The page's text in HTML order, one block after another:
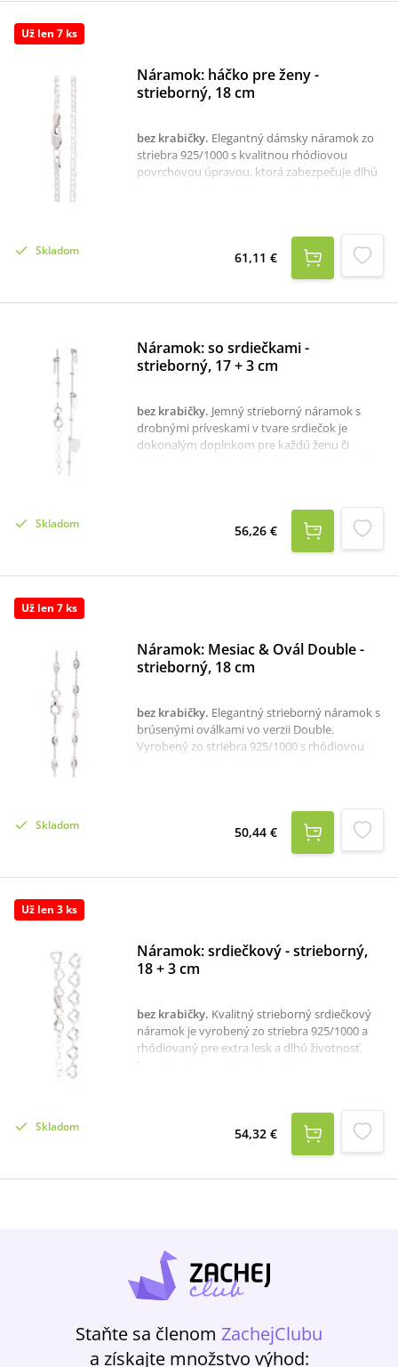
dispozícii je aj krabička, ktorú je potrebné v
Už len 7 ks
Náramok: háčko pre ženy -
strieborný, 18 cm
bez krabičky. Elegantný dámsky náramok zo
striebra 925/1000 s kvalitnou rhódiovou
povrchovou úpravou, ktorá zabezpečuje dlhú
Dostupný v dĺžke 18 cm, vhodný na
samostatné nosenie alebo kombinovanie s
inými šperkami. Skvelý darček pre každú ženu,
materiál: striebrohmotnosť: 2,80 grýdzosť:
Skladom 61,11 €
Náramok: so srdiečkami -
strieborný, 17 + 3 cm
bez krabičky. Jemný strieborný náramok s
drobnými príveskami v tvare srdiečok je
dokonalým doplnkom pre každú ženu či
ktorý poteší ako darček z lásky, priateľstva
alebo len tak – pre radosť.materiál:
striebrohmotnosť: 2,95 grýdzosť: 925/1000
Skladom 56,26 €
Už len 7 ks
Náramok: Mesiac & Ovál Double -
strieborný, 18 cm
bez krabičky. Elegantný strieborný náramok s
brúsenými oválkami vo verzii Double.
Vyrobený zo striebra 925/1000 s rhódiovou
každý deň aj výnimočné chvíle.
Skladom 50,44 €
Už len 3 ks
Náramok: srdiečkový - strieborný,
18 + 3 cm
bez krabičky. Kvalitný strieborný srdiečkový
náramok je vyrobený zo striebra 925/1000 a
rhódiovaný pre extra lesk a dlhú životnosť.
Jemný a elegantný dizajn je ideálny pre ženy a
zaručuje pohodlné nosenie pre každé zápästie.
Skladom 54,32 €
Staňte sa členom ZachejClubu
a získajte množstvo výhod: